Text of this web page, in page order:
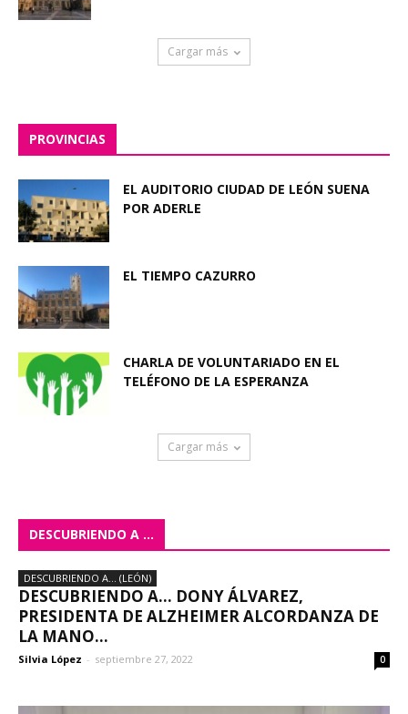
Cargar más
PROVINCIAS
EL AUDITORIO CIUDAD DE LEÓN SUENA
POR ADERLE
EL TIEMPO CAZURRO
CHARLA DE VOLUNTARIADO EN EL
TELÉFONO DE LA ESPERANZA
Cargar más
DESCUBRIENDO A ...
DESCUBRIENDO A... (LEÓN)
DESCUBRIENDO A… DONY ÁLVAREZ,
PRESIDENTA DE ALZHEIMER ALCORDANZA DE
LA MANO...
Silvia López - septiembre 27, 2022 0